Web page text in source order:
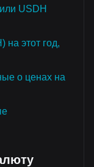
USDH
на этот год,
о ценах на